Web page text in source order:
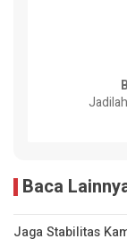
Baca
Jaga Stabilitas